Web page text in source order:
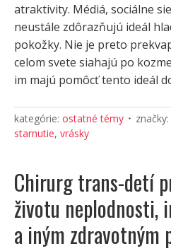
atraktivity. Médiá, sociálne
neustále zdôrazňujú ideál
pokožky. Nie je preto
celom svete siahajú po
im majú pomôcť tento ideál
kategórie: ostatné témy značky:
starnutie, vrásky
Chirurg trans-detí
životu neplodnosti,
a iným zdravotným